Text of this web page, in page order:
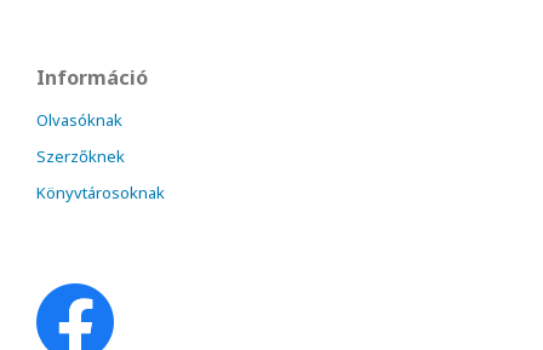
Információ
Olvasóknak
Szerzőknek
Könyvtárosoknak